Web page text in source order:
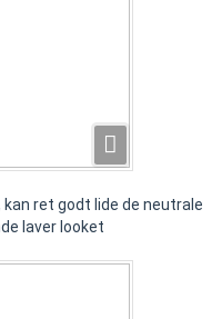
ret godt lide de neutrale
laver looket